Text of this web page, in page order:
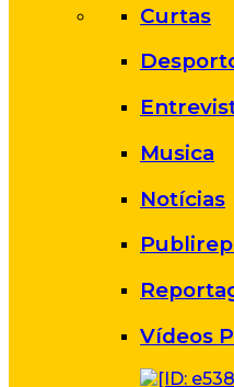
Curtas
Musica
Notícias
Vídeos